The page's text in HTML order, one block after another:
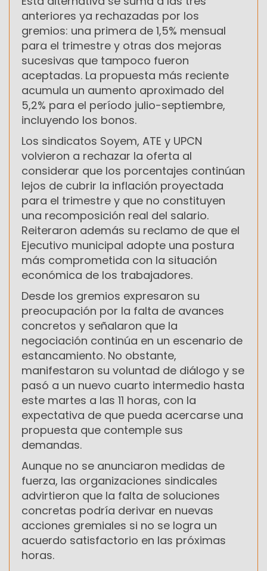
anteriores ya rechazadas por los
gremios: una primera de 1,5% mensual
para el trimestre y otras dos mejoras
sucesivas que tampoco fueron
aceptadas. La propuesta más reciente
acumula un aumento aproximado del
5,2% para el período julio-septiembre,
incluyendo los bonos.
Los sindicatos Soyem, ATE y UPCN
volvieron a rechazar la oferta al
considerar que los porcentajes continúan
lejos de cubrir la inflación proyectada
para el trimestre y que no constituyen
una recomposición real del salario.
Reiteraron además su reclamo de que el
Ejecutivo municipal adopte una postura
más comprometida con la situación
económica de los trabajadores.
Desde los gremios expresaron su
preocupación por la falta de avances
concretos y señalaron que la
negociación continúa en un escenario de
estancamiento. No obstante,
manifestaron su voluntad de diálogo y se
pasó a un nuevo cuarto intermedio hasta
este martes a las 11 horas, con la
expectativa de que pueda acercarse una
propuesta que contemple sus
demandas.
Aunque no se anunciaron medidas de
fuerza, las organizaciones sindicales
advirtieron que la falta de soluciones
concretas podría derivar en nuevas
acciones gremiales si no se logra un
acuerdo satisfactorio en las próximas
horas.